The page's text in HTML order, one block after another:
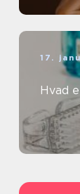
17.
Hvad